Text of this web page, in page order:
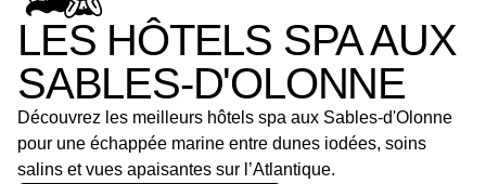
LES HÔTELS SPA AUX
SABLES-D'OLONNE
Découvrez les meilleurs hôtels spa aux Sables-d'Olonne
pour une échappée marine entre dunes iodées, soins
salins et vues apaisantes sur l’Atlantique.